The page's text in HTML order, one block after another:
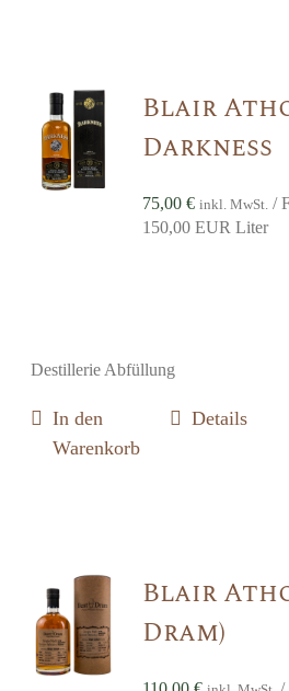
Blair
Darkness
75,00€ inkl. MwSt. /
150,00 EUR Liter
Destillerie Abfüllung
In den
Warenkorb
Details
Blair
Dram)